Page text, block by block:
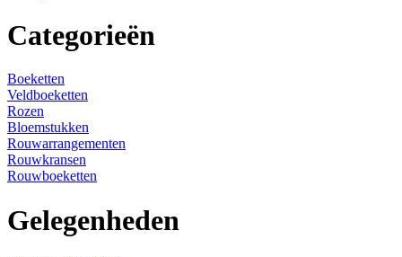
Categorieën
Boeketten
Veldboeketten
Rozen
Bloemstukken
Rouwarrangementen
Rouwkransen
Rouwboeketten
Gelegenheden